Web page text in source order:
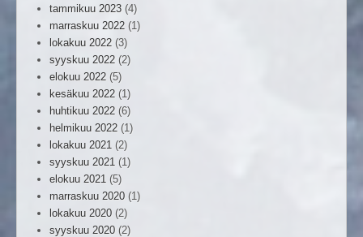
tammikuu 2023 (4)
marraskuu 2022 (1)
lokakuu 2022 (3)
syyskuu 2022 (2)
elokuu 2022 (5)
kesäkuu 2022 (1)
huhtikuu 2022 (6)
helmikuu 2022 (1)
lokakuu 2021 (2)
syyskuu 2021 (1)
elokuu 2021 (5)
marraskuu 2020 (1)
lokakuu 2020 (2)
syyskuu 2020 (2)